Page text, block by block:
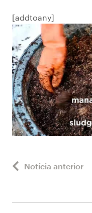
[addtoany]
Notícia anterior